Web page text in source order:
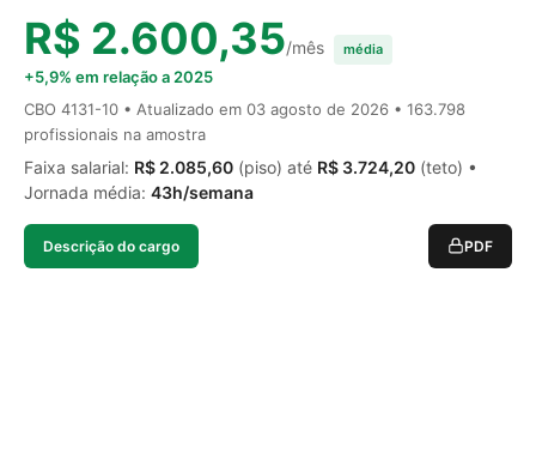
R$ 2.600,35/mês média
+5,9% em relação a 2025
CBO 4131-10 • Atualizado em 03 agosto de 2026 • 163.798
profissionais na amostra
Faixa salarial: R$ 2.085,60 (piso) até R$ 3.724,20 (teto) •
Jornada média: 43h/semana
Descrição do cargo PDF